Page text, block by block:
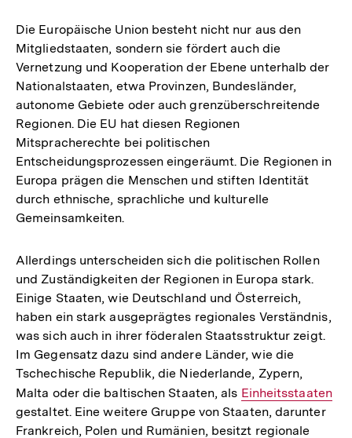
Die Europäische Union besteht nicht nur aus den
Mitgliedstaaten, sondern sie fördert auch die
Vernetzung und Kooperation der Ebene unterhalb der
Nationalstaaten, etwa Provinzen, Bundesländer,
autonome Gebiete oder auch grenzüberschreitende
Regionen. Die EU hat diesen Regionen
Mitspracherechte bei politischen
Entscheidungsprozessen eingeräumt. Die Regionen in
Europa prägen die Menschen und stiften Identität
durch ethnische, sprachliche und kulturelle
Gemeinsamkeiten.
Allerdings unterscheiden sich die politischen Rollen
und Zuständigkeiten der Regionen in Europa stark.
Einige Staaten, wie Deutschland und Österreich,
haben ein stark ausgeprägtes regionales Verständnis,
was sich auch in ihrer föderalen Staatsstruktur zeigt.
Im Gegensatz dazu sind andere Länder, wie die
Tschechische Republik, die Niederlande, Zypern,
Malta oder die baltischen Staaten, als Interner
Link:
Einheitsstaaten
gestaltet. Eine weitere Gruppe von Staaten, darunter
Frankreich, Polen und Rumänien, besitzt regionale